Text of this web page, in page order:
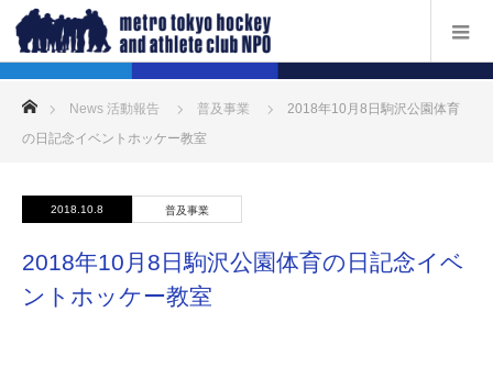
ホーム
News 活動報告 普及事業
2018年10月8日駒沢公園体育
の日記念イベントホッケー教室
2018.10.8 普及事業
2018年10月8日駒沢公園体育の日記念イベ
ントホッケー教室